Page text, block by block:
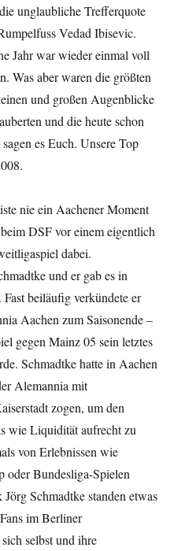
unglaubliche Trefferquote
Vedad Ibisevic.
Jahr war wieder einmal voll
Was aber waren die größten
und großen Augenblicke
und die heute schon
es Euch. Unsere Top
nie ein Aachener Moment
DSF vor einem eigentlich
dabei.
und er gab es in
beiläufig verkündete er
Aachen zum Saisonende –
gegen Mainz 05 sein letztes
Schmadtke hatte in Aachen
Alemannia mit
zogen, um den
wie Liquidität aufrecht zu
von Erlebnissen wie
oder Bundesliga-Spielen
Schmadtke standen etwas
im Berliner
selbst und ihre